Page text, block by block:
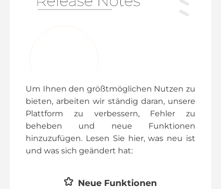
Um Ihnen den größtmöglichen Nutzen zu
bieten, arbeiten wir ständig daran, unsere
Plattform zu verbessern, Fehler zu
beheben und neue Funktionen
hinzuzufügen. Lesen Sie hier, was neu ist
und was sich geändert hat:
Neue Funktionen